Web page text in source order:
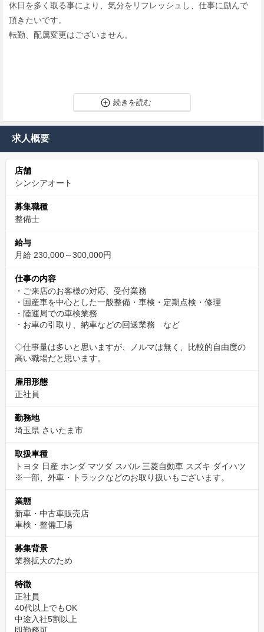
休日を多く取る事により、気分をリフレッシュし、仕事に励んで
頂きたいです。
転勤、配属変更はございません。
求人概要
店舗
シンシアオート
募集職種
整備士
給与
月給 230,000～300,000円
仕事の内容
・ご来店のお客様の対応、受付業務
・国産車を中心とした一般整備・車検・定期点検・修理
・陸運局での車検業務
・お車の引取り、納車などの回送業務 など
◇仕事量は多いと思いますが、ノルマは無く、比較的自由度の
高い職場だと思います。
雇用形態
正社員
勤務地
埼玉県 さいたま市
取扱車種
トヨタ 日産 ホンダ マツダ スバル 三菱自動車 スズキ ダイハツ
※一部、外車・トラックなどのお取り扱いもございます。
業態
新車・中古車販売店
車検・整備工場
募集背景
業務拡大のため
特徴
正社員
40代以上でもOK
中途入社5割以上